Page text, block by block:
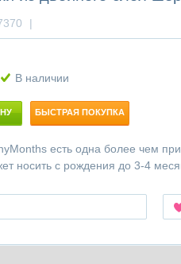
|
В наличии
БЫСТРАЯ ПОКУПКА
есть одна более чем
носить с рождения до 3-4